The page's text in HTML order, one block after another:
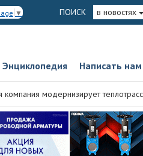
▼ ПОИСК в новостях
Энциклопедия Написать нам
модернизирует